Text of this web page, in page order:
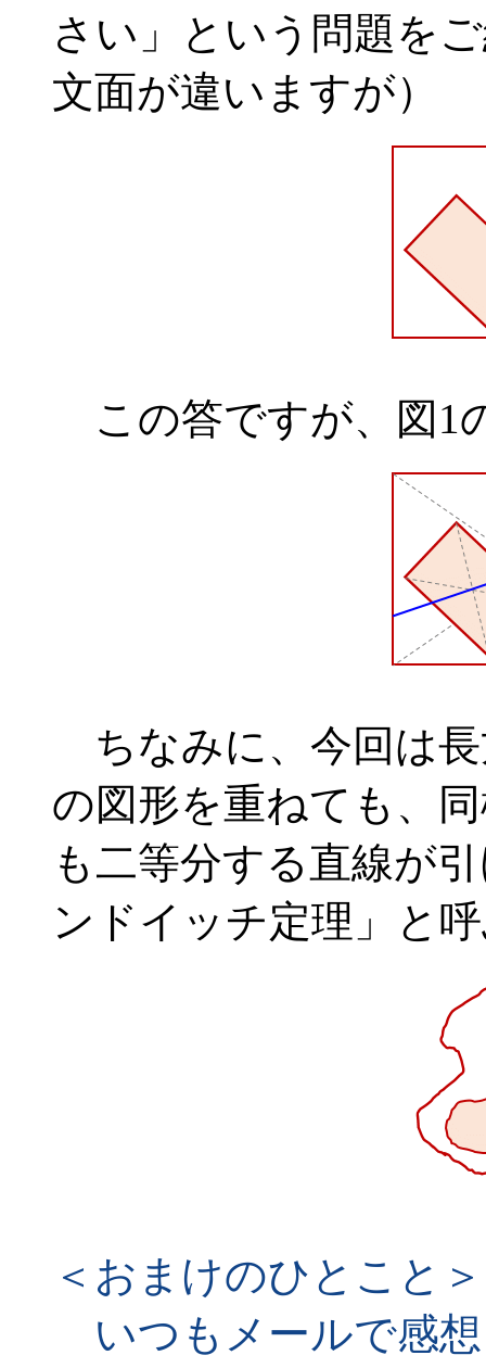
さい」という問題を
文面が違いますが）
この答ですが、図1
ちなみに、今回は
の図形を重ねても、
も二等分する直線が
ンドイッチ定理」と
＜おまけのひとこと＞
いつもメールで感